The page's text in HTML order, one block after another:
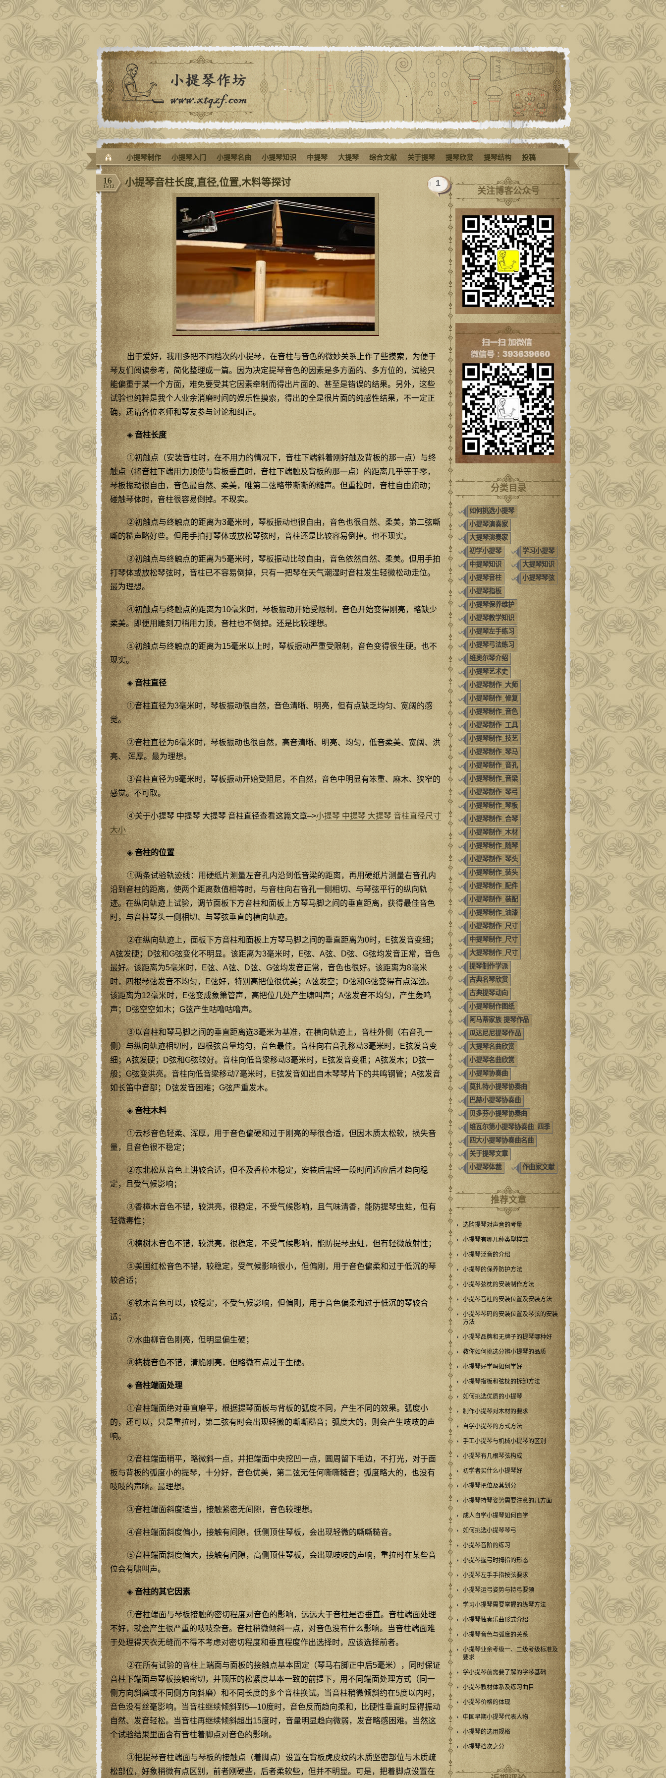
小提琴制作 小提琴入门 小提琴名曲 小提琴知识 中提琴 大提琴 综合文献 关于提琴 提琴欣赏 提琴结构 投稿
小提琴音柱长度,直径,位置,木料等探讨
出于爱好，我用多把不同档次的小提琴，在音柱与音色的微妙关系上作了些摸索，为便于
琴友们阅读参考，简化整理成一篇。因为决定提琴音色的因素是多方面的、多方位的，试验只
能偏重于某一个方面，难免要受其它因素牵制而得出片面的、甚至是错误的结果。另外，这些
试验也纯粹是我个人业余消磨时间的娱乐性摸索，得出的全是很片面的纯感性结果，不一定正
确，还请各位老师和琴友参与讨论和纠正。
◈音柱长度
①初触点（安装音柱时，在不用力的情况下，音柱下端斜着刚好触及背板的那一点）与终
触点（将音柱下端用力顶使与背板垂直时，音柱下端触及背板的那一点）的距离几乎等于零，
琴板振动很自由，音色最自然、柔美，唯第二弦略带嘶嘶的糙声。但重拉时，音柱自由跑动；
碰触琴体时，音柱很容易倒掉。不现实。
②初触点与终触点的距离为3毫米时，琴板振动也很自由，音色也很自然、柔美，第二弦嘶
嘶的糙声略好些。但用手拍打琴体或放松琴弦时，音柱还是比较容易倒掉。也不现实。
③初触点与终触点的距离为5毫米时，琴板振动比较自由，音色依然自然、柔美。但用手拍
打琴体或放松琴弦时，音柱已不容易倒掉，只有一把琴在天气潮湿时音柱发生轻微松动走位。
最为理想。
④初触点与终触点的距离为10毫米时，琴板振动开始受限制，音色开始变得刚亮，略缺少
柔美。即便用雕刻刀稍用力顶，音柱也不倒掉。还是比较理想。
⑤初触点与终触点的距离为15毫米以上时，琴板振动严重受限制，音色变得很生硬。也不
现实。
◈音柱直径
①音柱直径为3毫米时，琴板振动很自然，音色清晰、明亮，但有点缺乏均匀、宽阔的感
觉。
②音柱直径为6毫米时，琴板振动也很自然，高音清晰、明亮、均匀，低音柔美、宽阔、洪
亮、 浑厚。最为理想。
③音柱直径为9毫米时，琴板振动开始受阻尼，不自然，音色中明显有笨重、麻木、狭窄的
感觉。不可取。
④关于小提琴 中提琴 大提琴 音柱直径查看这篇文章–>小提琴 中提琴 大提琴 音柱直径尺寸
大小
◈音柱的位置
①两条试验轨迹线：用硬纸片测量左音孔内沿到低音梁的距离，再用硬纸片测量右音孔内
沿到音柱的距离，使两个距离数值相等时，与音柱向右音孔一侧相切、与琴弦平行的纵向轨
迹。在纵向轨迹上试验，调节面板下方音柱和面板上方琴马脚之间的垂直距离，获得最佳音色
时，与音柱琴头一侧相切、与琴弦垂直的横向轨迹。
②在纵向轨迹上，面板下方音柱和面板上方琴马脚之间的垂直距离为0时，E弦发音变细；
A弦发硬；D弦和G弦变化不明显。该距离为3毫米时，E弦、A弦、D弦、G弦均发音正常，音色
最好。该距离为5毫米时，E弦、A弦、D弦、G弦均发音正常，音色也很好。该距离为8毫米
时，四根琴弦发音不均匀，E弦好，特别高把位很优美；A弦发空；D弦和G弦变得有点浑浊。
该距离为12毫米时，E弦变成象箫管声，高把位几处产生啸叫声；A弦发音不均匀，产生轰鸣
声；D弦空空如木；G弦产生咕噜咕噜声。
③以音柱和琴马脚之间的垂直距离选3毫米为基准，在横向轨迹上，音柱外侧（右音孔一
侧）与纵向轨迹相切时，四根弦音量均匀，音色最佳。音柱向右音孔移动3毫米时，E弦发音变
细；A弦发硬；D弦和G弦较好。音柱向低音梁移动3毫米时，E弦发音变粗；A弦发木；D弦一
般；G弦变洪亮。音柱向低音梁移动7毫米时，E弦发音如出自木琴琴片下的共鸣钢管；A弦发音
如长笛中音部；D弦发音困难；G弦严重发木。
◈音柱木料
①云杉音色轻柔、浑厚，用于音色偏硬和过于刚亮的琴很合适，但因木质太松软，损失音
量，且音色很不稳定；
②东北松从音色上讲较合适，但不及香樟木稳定，安装后需经一段时间适应后才趋向稳
定，且受气候影响；
③香樟木音色不错，较洪亮，很稳定，不受气候影响，且气味清香，能防提琴虫蛀，但有
轻微毒性；
④檫树木音色不错，较洪亮，很稳定，不受气候影响，能防提琴虫蛀，但有轻微放射性；
⑤美国红松音色不错，较稳定，受气候影响很小，但偏刚，用于音色偏柔和过于低沉的琴
较合适；
⑥铁木音色可以，较稳定，不受气候影响，但偏刚，用于音色偏柔和过于低沉的琴较合
适；
⑦水曲柳音色刚亮，但明显偏生硬；
⑧栲栊音色不错，清脆刚亮，但略微有点过于生硬。
◈音柱端面处理
①音柱端面绝对垂直磨平，根据提琴面板与背板的弧度不同，产生不同的效果。弧度小
的，还可以，只是重拉时，第二弦有时会出现轻微的嘶嘶糙音；弧度大的，则会产生吱吱的声
响。
②音柱端面稍平，略微斜一点，并把端面中央挖凹一点，圆周留下毛边，不打光，对于面
板与背板的弧度小的提琴，十分好，音色优美，第二弦无任何嘶嘶糙音；弧度略大的，也没有
吱吱的声响。最理想。
③音柱端面斜度适当，接触紧密无间隙，音色较理想。
④音柱端面斜度偏小，接触有间隙，低侧顶住琴板，会出现轻微的嘶嘶糙音。
⑤音柱端面斜度偏大，接触有间隙，高侧顶住琴板，会出现吱吱的声响，重拉时在某些音
位会有啸叫声。
◈音柱的其它因素
①音柱端面与琴板接触的密切程度对音色的影响，远远大于音柱是否垂直。音柱端面处理
不好，就会产生很严重的吱吱杂音。音柱稍微倾斜一点，对音色没有什么影响。当音柱端面难
于处理得天衣无缝而不得不考虑对密切程度和垂直程度作出选择时，应该选择前者。
②在所有试验的音柱上端面与面板的接触点基本固定（琴马右脚正中后5毫米），同时保证
音柱下端面与琴板接触密切，并顶压的松紧度基本一致的前提下，用不同端面处理方式（同一
侧方向斜磨或不同侧方向斜磨）和不同长度的多个音柱换试。当音柱稍微倾斜约在5度以内时，
音色没有丝毫影响。当音柱继续倾斜到5—10度时，音色反而趋向柔和，比硬性垂直时显得振动
自然、发音轻松。当音柱再继续倾斜超出15度时，音量明显趋向微弱，发音略感困难。当然这
个试验结果里面含有音柱着脚点对音色的影响。
③把提琴音柱端面与琴板的接触点（着脚点）设置在背板虎皮纹的木质坚密部位与木质疏
松部位，好象稍微有点区别，前者刚硬些，后者柔软些，但并不明显。可是，把着脚点设置在
1
16
15/12 关注博客公众号
分类目录
如何挑选小提琴
小提琴演奏家
大提琴演奏家
初学小提琴
学习小提琴
中提琴知识
大提琴知识
小提琴音柱
小提琴琴弦
小提琴指板
小提琴保养维护
小提琴教学知识
小提琴左手练习
小提琴弓法练习
维奥尔琴介绍
小提琴艺术史
小提琴制作_大师
小提琴制作_修复
小提琴制作_音色
小提琴制作_工具
小提琴制作_技艺
小提琴制作_琴马
小提琴制作_音孔
小提琴制作_音梁
小提琴制作_琴弓
小提琴制作_琴板
小提琴制作_合琴
小提琴制作_木材
小提琴制作_随琴
小提琴制作_琴头
小提琴制作_装头
小提琴制作_配件
小提琴制作_装配
小提琴制作_油漆
小提琴制作_尺寸
中提琴制作_尺寸
大提琴制作_尺寸
提琴制作学派
古典名琴欣赏
古典提琴动向
小提琴制作图纸
阿马蒂家族 提琴作品
瓜达尼尼提琴作品
大提琴名曲欣赏
小提琴名曲欣赏
小提琴协奏曲
莫扎特小提琴协奏曲
巴赫小提琴协奏曲
贝多芬小提琴协奏曲
维瓦尔第小提琴协奏曲_四季
四大小提琴协奏曲名曲
关于提琴文章
小提琴体裁
作曲家文献
推荐文章
选购提琴对声音的考量
小提琴有哪几种类型样式
小提琴泛音的介绍
小提琴的保养防护方法
小提琴弦枕的安装制作方法
小提琴音柱的安装位置及安装方法
小提琴琴码的安装位置及琴弦的安装
方法
小提琴品牌和无牌子的提琴哪种好
教你如何挑选分辨小提琴的品质
小提琴好学吗如何学好
小提琴指板和弦枕的拆卸方法
如何挑选优质的小提琴
制作小提琴对木材的要求
自学小提琴的方式方法
手工小提琴与机械小提琴的区别
小提琴有几根琴弦构成
初学者买什么小提琴好
小提琴把位及其划分
小提琴持琴姿势需要注意的几方面
成人自学小提琴如何自学
如何挑选小提琴琴弓
小提琴音阶的练习
小提琴握弓时拇指的形态
小提琴左手手指按弦要求
小提琴运弓姿势与持弓要领
学习小提琴需要掌握的练琴方法
小提琴独奏乐曲形式介绍
小提琴音色与弧度的关系
小提琴业余考级一、二级考级标准及
要求
学小提琴前需要了解的学琴基础
小提琴教材体系及练习曲目
小提琴价格的体现
中国早期小提琴代表人物
小提琴的选用规格
小提琴档次之分